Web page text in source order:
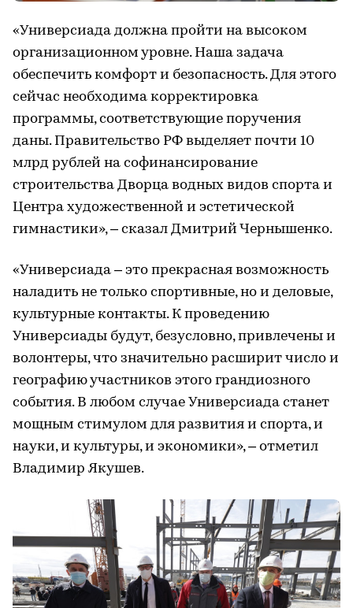
«Универсиада должна пройти на высоком
организационном уровне. Наша задача
обеспечить комфорт и безопасность. Для этого
сейчас необходима корректировка
программы, соответствующие поручения
даны. Правительство РФ выделяет почти 10
млрд рублей на софинансирование
строительства Дворца водных видов спорта и
Центра художественной и эстетической
гимнастики», – сказал Дмитрий Чернышенко.
«Универсиада – это прекрасная возможность
наладить не только спортивные, но и деловые,
культурные контакты. К проведению
Универсиады будут, безусловно, привлечены и
волонтеры, что значительно расширит число и
географию участников этого грандиозного
события. В любом случае Универсиада станет
мощным стимулом для развития и спорта, и
науки, и культуры, и экономики», – отметил
Владимир Якушев.